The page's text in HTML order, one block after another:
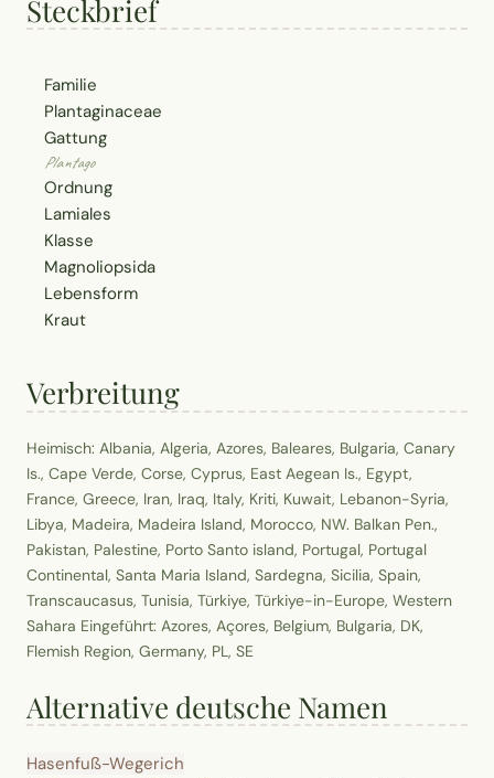
Steckbrief
Familie
Plantaginaceae
Gattung
Plantago
Ordnung
Lamiales
Klasse
Magnoliopsida
Lebensform
Kraut
Verbreitung
Heimisch: Albania, Algeria, Azores, Baleares, Bulgaria, Canary
Is., Cape Verde, Corse, Cyprus, East Aegean Is., Egypt,
France, Greece, Iran, Iraq, Italy, Kriti, Kuwait, Lebanon-Syria,
Libya, Madeira, Madeira Island, Morocco, NW. Balkan Pen.,
Pakistan, Palestine, Porto Santo island, Portugal, Portugal
Continental, Santa Maria Island, Sardegna, Sicilia, Spain,
Transcaucasus, Tunisia, Türkiye, Türkiye-in-Europe, Western
Sahara Eingeführt: Azores, Açores, Belgium, Bulgaria, DK,
Flemish Region, Germany, PL, SE
Alternative deutsche Namen
Hasenfuß-Wegerich